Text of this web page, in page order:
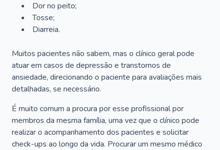
Dor no peito;
Tosse;
Diarreia.
Muitos pacientes não sabem, mas o clínico geral pode
atuar em casos de depressão e transtornos de
ansiedade, direcionando o paciente para avaliações mais
detalhadas, se necessário.
É muito comum a procura por esse profissional por
membros da mesma família, uma vez que o clínico pode
realizar o acompanhamento dos pacientes e solicitar
check-ups ao longo da vida. Procurar um mesmo médico